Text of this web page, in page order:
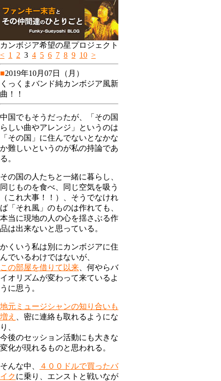
カンボジア希望の星プロジェクト
< 1 2 3 4 5 6 7 8 9 10 >
■2019年10月07日（月）
くっくまバンド純カンボジア風新
曲！！
中国でもそうだったが、「その国
らしい曲やアレンジ」というのは
「その国」に住んでないとなかな
か難しいというのが私の持論であ
る。
その国の人たちと一緒に暮らし、
同じものを食べ、同じ空気を吸う
（これ大事！！）、そうでなけれ
ば「それ風」のものは作れても、
本当に現地の人の心を揺さぶる作
品は出来ないと思っている。
かくいう私は別にカンボジアに住
んでいるわけではないが、
この部屋を借りて以来 、何やらバ
イオリズムが変わって来ているよ
うに思う。
地元ミュージシャンの知り合いも
増え
、密に連絡も取れるようにな
り、
今後のセッション活動にも大きな
変化が現れるものと思われる。
そんな中、
４００ドルで買ったバ
イクに乗り、エンストと戦いなが